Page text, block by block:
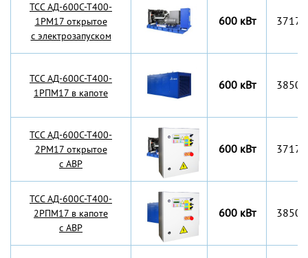
TCC АД-600С-Т400-
1РМ17 открытое
с электрозапуском
600 кВт
TCC АД-600С-Т400-
1РПМ17 в капоте
600 кВт
TCC АД-600С-Т400-
2РМ17 открытое
с АВР
600 кВт
TCC АД-600С-Т400-
2РПМ17 в капоте
с АВР
600 кВт